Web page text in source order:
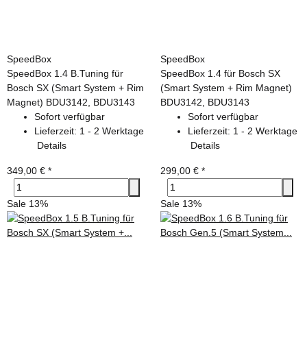
SpeedBox
SpeedBox 1.4 B.Tuning für
Bosch SX (Smart System + Rim
Magnet) BDU3142, BDU3143
Sofort verfügbar
Lieferzeit: 1 - 2 Werktage
Details
349,00 € *
SpeedBox
SpeedBox 1.4 für Bosch SX
(Smart System + Rim Magnet)
BDU3142, BDU3143
Sofort verfügbar
Lieferzeit: 1 - 2 Werktage
Details
299,00 € *
Sale 13% Sale 13%